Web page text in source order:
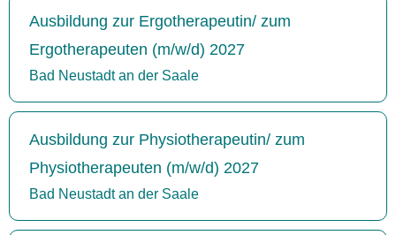
Ausbildung zur Ergotherapeutin/ zum
Ergotherapeuten (m/w/d) 2027
Bad Neustadt an der Saale
Ausbildung zur Physiotherapeutin/ zum
Physiotherapeuten (m/w/d) 2027
Bad Neustadt an der Saale